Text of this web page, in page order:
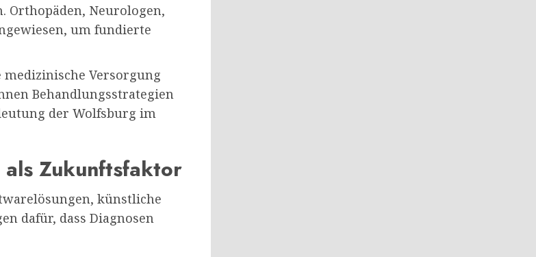
Orthopäden, Neurologen,
um fundierte
Versorgung
Behandlungsstrategien
der Wolfsburg im
Zukunftsfaktor
künstliche
dafür, dass Diagnosen